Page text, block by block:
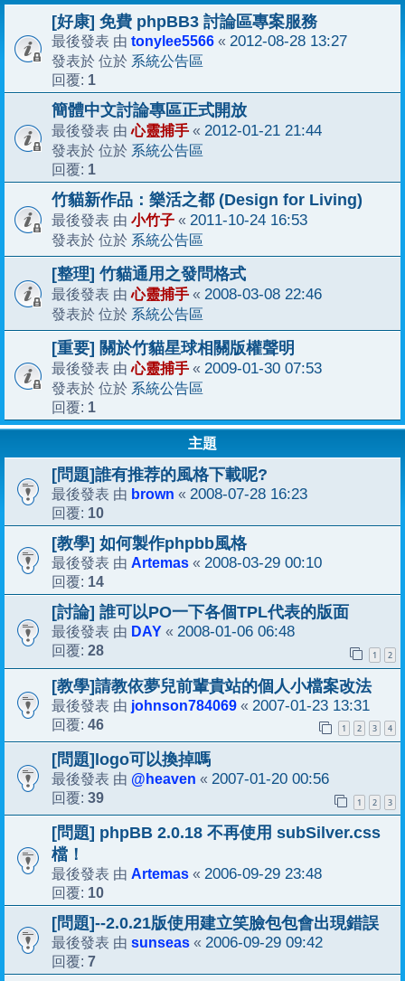
[好康] 免費 phpBB3 討論區專案服務
最後發表 由 tonylee5566 « 2012-08-28 13:27
發表於 位於 系統公告區
回覆: 1
簡體中文討論專區正式開放
最後發表 由心靈捕手 « 2012-01-21 21:44
發表於 位於 系統公告區
回覆: 1
竹貓新作品：樂活之都 (Design for Living)
最後發表 由 小竹子 « 2011-10-24 16:53
發表於 位於 系統公告區
[整理] 竹貓通用之發問格式
最後發表 由心靈捕手 « 2008-03-08 22:46
發表於 位於 系統公告區
[重要] 關於竹貓星球相關版權聲明
最後發表 由心靈捕手 « 2009-01-30 07:53
發表於 位於 系統公告區
回覆: 1
主題
[問題]誰有推荐的風格下載呢?
最後發表 由 brown « 2008-07-28 16:23
回覆: 10
[教學] 如何製作phpbb風格
最後發表 由 Artemas « 2008-03-29 00:10
回覆: 14
[討論] 誰可以PO一下各個TPL代表的版面
最後發表 由 DAY « 2008-01-06 06:48
回覆: 28 1 2
[教學]請教依夢兒前輩貴站的個人小檔案改法
最後發表 由 johnson784069 « 2007-01-23 13:31
回覆: 46 1 2 3 4
[問題]logo可以換掉嗎
最後發表 由 @heaven « 2007-01-20 00:56
回覆: 39 1 2 3
[問題] phpBB 2.0.18 不再使用 subSilver.css
檔！
最後發表 由 Artemas « 2006-09-29 23:48
回覆: 10
[問題]--2.0.21版使用建立笑臉包包會出現錯誤
最後發表 由 sunseas « 2006-09-29 09:42
回覆: 7